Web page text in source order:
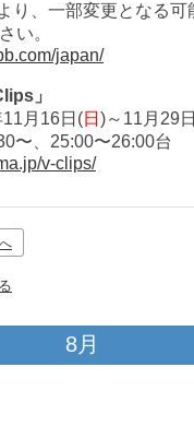
り、一部変更となる可
い。
japan/
」
月16日(日 )～11月29
〜、25:00〜26:00台
v-clips/
8月